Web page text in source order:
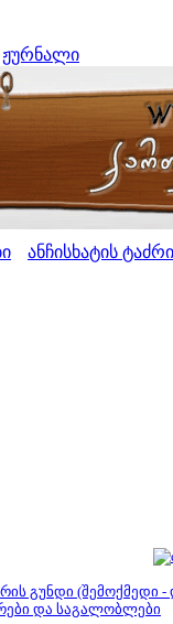
ჟურნალი
ანჩისხატის
გუნდი (შემოქმედი
და საგალობლები